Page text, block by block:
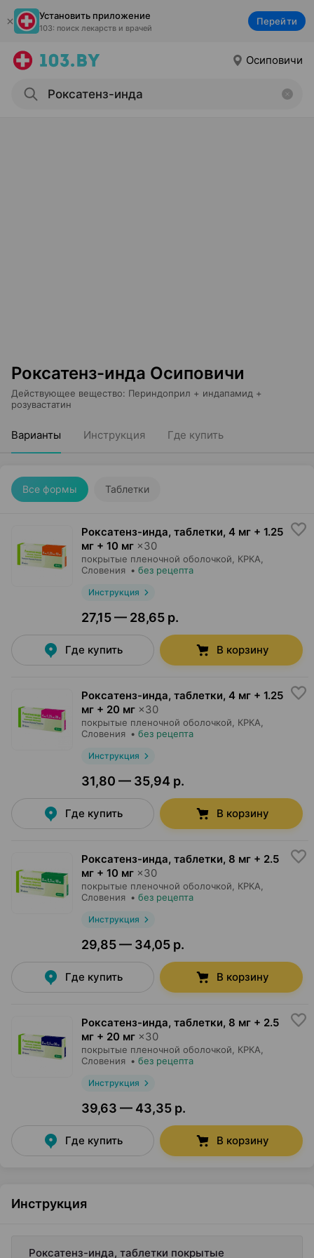
Установить приложение
103: поиск лекарств и врачей
Перейти
Осиповичи
Роксатенз-инда Осиповичи
Действующее вещество: Периндоприл + индапамид +
розувастатин
Варианты Инструкция Где купить
Все формы Таблетки
Роксатенз-инда, таблетки, 4 мг + 1.25
мг + 10 мг ×30
покрытые пленочной оболочкой, КРКА
Словения • без рецепта
Инструкция
27,15 — 28,65 р.
Где купить В корзину
Роксатенз-инда, таблетки, 4 мг + 1.25
мг + 20 мг ×30
покрытые пленочной оболочкой, КРКА
Словения • без рецепта
Инструкция
31,80 — 35,94 р.
Где купить В корзину
Роксатенз-инда, таблетки, 8 мг + 2.5
мг + 10 мг ×30
покрытые пленочной оболочкой, КРКА
Словения • без рецепта
Инструкция
29,85 — 34,05 р.
Где купить В корзину
Роксатенз-инда, таблетки, 8 мг + 2.5
мг + 20 мг ×30
покрытые пленочной оболочкой, КРКА
Словения • без рецепта
Инструкция
39,63 — 43,35 р.
Где купить В корзину
Инструкция
Роксатенз-инда, таблетки покрытые